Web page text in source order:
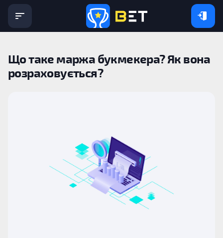
Що таке маржа букмекера? Як вона
розраховується?